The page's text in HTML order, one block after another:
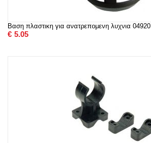
Βαση πλαστικη για ανατρεπομενη λυχνια 04920
€ 5.05